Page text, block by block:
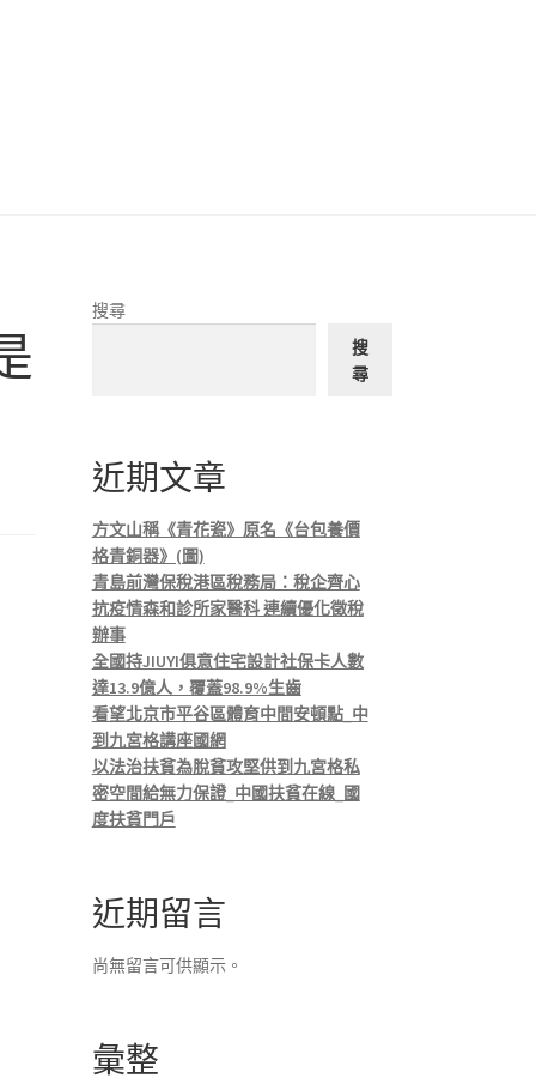
搜尋
搜
尋
近期文章
方文山稱《青花瓷》原名《台包養價
格青銅器》(圖)
青島前灣保稅港區稅務局：稅企齊心
抗疫情森和診所家醫科 連續優化徵稅
辦事
全國持JIUYI俱意住宅設計社保卡人數
達13.9億人，覆蓋98.9%生齒
看望北京市平谷區體育中間安頓點_中
到九宮格講座國網
以法治扶貧為脫貧攻堅供到九宮格私
密空間給無力保證_中國扶貧在線_國
度扶貧門戶
近期留言
尚無留言可供顯示。
彙整